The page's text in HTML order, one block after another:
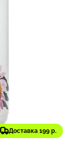
Доставка 199 р.